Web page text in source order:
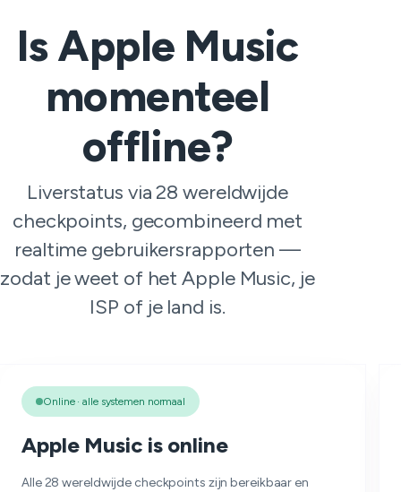
Is Apple Music
momenteel
offline?
Liverstatus via 28 wereldwijde
checkpoints, gecombineerd met
realtime gebruikersrapporten —
zodat je weet of het Apple Music, je
ISP of je land is.
Online · alle systemen normaal
Apple Music is online
Alle 28 wereldwijde checkpoints zijn bereikbaar en